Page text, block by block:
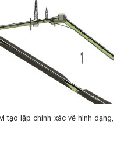
tạo lập chính xác về hình dạng,